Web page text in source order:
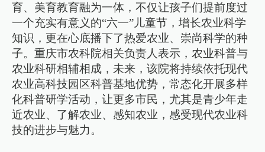
育、美育教育融为一体，不仅让孩子们提前度过
一个充实有意义的“六一”儿童节，增长农业科学
知识，更在心底播下了热爱农业、崇尚科学的种
子。重庆市农科院相关负责人表示，农业科普与
农业科研相辅相成，未来，该院将持续依托现代
农业高科技园区科普基地优势，常态化开展多样
化科普研学活动，让更多市民，尤其是青少年走
近农业、了解农业、感知农业，感受现代农业科
技的进步与魅力。